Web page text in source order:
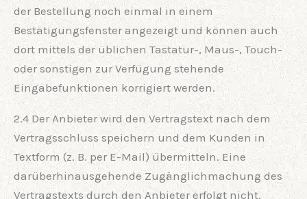
der Bestellung noch einmal in einem
Bestätigungsfenster angezeigt und können auch
dort mittels der üblichen Tastatur-, Maus-, Touch-
oder sonstigen zur Verfügung stehende
Eingabefunktionen korrigiert werden.
2.4 Der Anbieter wird den Vertragstext nach dem
Vertragsschluss speichern und dem Kunden in
Textform (z. B. per E-Mail) übermitteln. Eine
darüberhinausgehende Zugänglichmachung des
Vertragstexts durch den Anbieter erfolgt nicht.